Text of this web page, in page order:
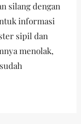
silang dengan
informasi
sipil dan
menolak,